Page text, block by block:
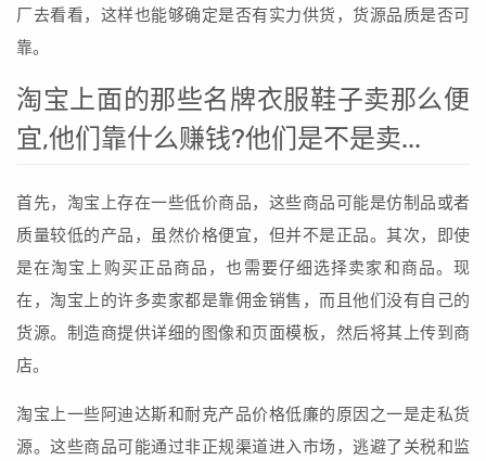
厂去看看，这样也能够确定是否有实力供货，货源品质是否可
靠。
淘宝上面的那些名牌衣服鞋子卖那么便
宜,他们靠什么赚钱?他们是不是卖...
首先，淘宝上存在一些低价商品，这些商品可能是仿制品或者
质量较低的产品，虽然价格便宜，但并不是正品。其次，即使
是在淘宝上购买正品商品，也需要仔细选择卖家和商品。现
在，淘宝上的许多卖家都是靠佣金销售，而且他们没有自己的
货源。制造商提供详细的图像和页面模板，然后将其上传到商
店。
淘宝上一些阿迪达斯和耐克产品价格低廉的原因之一是走私货
源。这些商品可能通过非正规渠道进入市场，逃避了关税和监